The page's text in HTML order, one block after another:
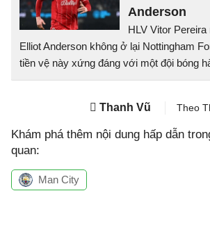
Anderson
HLV Vitor
Elliot Anderson không ở lại Nottingham
tiền vệ này xứng đáng với một đội bóng
Thanh Vũ Theo
Khám phá thêm nội dung hấp dẫn
quan:
Man City